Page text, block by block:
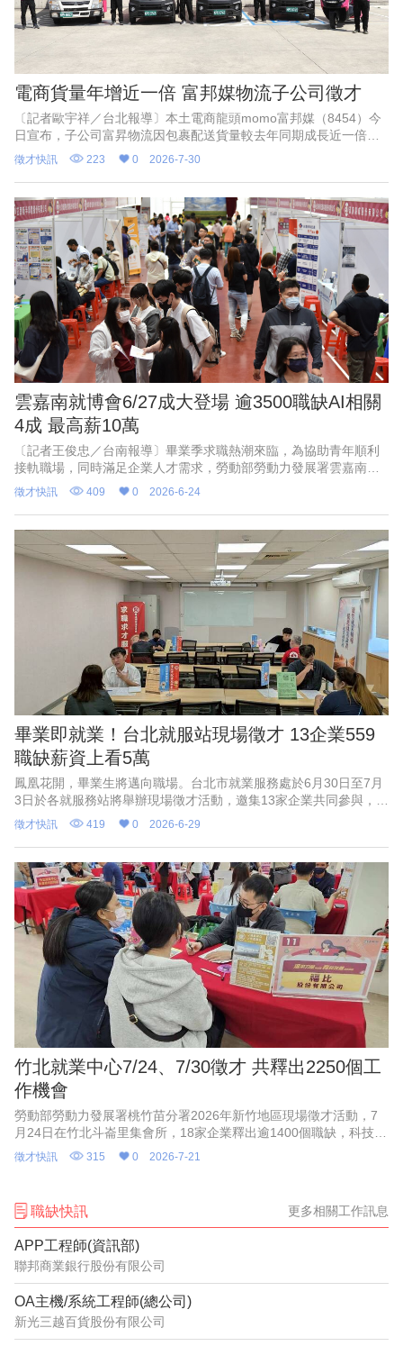
電商貨量年增近一倍 富邦媒物流子公司徵才
〔記者歐宇祥／台北報導〕本土電商龍頭momo富邦媒（8454）今
日宣布，子公司富昇物流因包裹配送貨量較去年同期成長近一倍，
即日起於全台增聘百名貨車及機車配送司機，並同步開放彈性兼職
職缺；該公司指出，6
徵才快訊 223 0 2026-7-30
雲嘉南就博會6/27成大登場 逾3500職缺AI相關
4成 最高薪10萬
〔記者王俊忠／台南報導〕畢業季求職熱潮來臨，為協助青年順利
接軌職場，同時滿足企業人才需求，勞動部勞動力發展署雲嘉南分
署將於6月27日上午10時至下午3時，在成功大學中正堂舉辦「2026
雲嘉南區就業博覽
徵才快訊 409 0 2026-6-24
畢業即就業！台北就服站現場徵才 13企業559
職缺薪資上看5萬
鳳凰花開，畢業生將邁向職場。台北市就業服務處於6月30日至7月
3日於各就服務站將舉辦現場徵才活動，邀集13家企業共同參與，釋
出559個工作機會，涵蓋餐飲、零售、生活服務、公共運輸及長照等
多元產業，從正
徵才快訊 419 0 2026-6-29
竹北就業中心7/24、7/30徵才 共釋出2250個工
作機會
勞動部勞動力發展署桃竹苗分署2026年新竹地區現場徵才活動，7
月24日在竹北斗崙里集會所，18家企業釋出逾1400個職缺，科技業
工程師薪資最高8萬元；7月30日在湖口新竹工業園區聯合服務中心
辦理徵才，
徵才快訊 315 0 2026-7-21
職缺快訊 更多相關工作訊息
APP工程師(資訊部)
聯邦商業銀行股份有限公司
OA主機/系統工程師(總公司)
新光三越百貨股份有限公司